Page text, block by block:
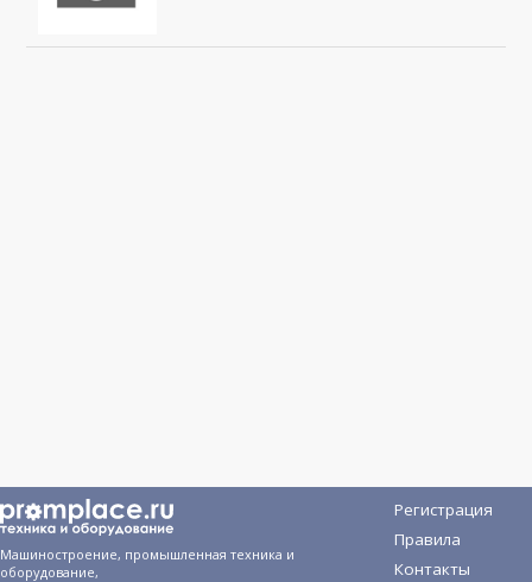
Машиностроение, промышленная техника и
оборудование,
Регистрация
Правила
Контакты